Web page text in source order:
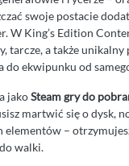
swoje postacie
W King’s Edition
tarcze, a także
ekwipunku od
jakoSteam gry do
martwić się o dysk,
elementów –
walki.